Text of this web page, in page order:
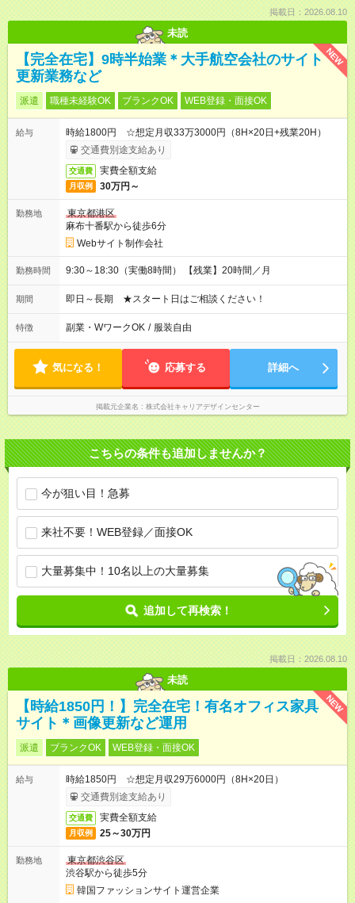
掲載日：2026.08.10
未読
NEW
【完全在宅】9時半始業＊大手航空会社のサイト
更新業務など
派遣 職種未経験OK ブランクOK WEB登録・面接OK
給与
時給1800円 ☆想定月収33万3000円（8H×20日+残業20H）
交通費別途支給あり
交通費 実費全額支給
月収例 30万円～
勤務地
東京都港区
麻布十番駅から徒歩6分
Webサイト制作会社
勤務時間 9:30～18:30（実働8時間） 【残業】20時間／月
期間 即日～長期 ★スタート日はご相談ください！
特徴 副業・WワークOK / 服装自由
気になる！ 応募する 詳細へ
掲載元企業名 株式会社キャリアデザインセンター
こちらの条件も追加しませんか？
今が狙い目！急募
来社不要！WEB登録／面接OK
大量募集中！10名以上の大量募集
追加して再検索！
掲載日：2026.08.10
未読
NEW
【時給1850円！】完全在宅！有名オフィス家具
サイト＊画像更新など運用
派遣 ブランクOK WEB登録・面接OK
給与
時給1850円 ☆想定月収29万6000円（8H×20日）
交通費別途支給あり
交通費 実費全額支給
月収例 25～30万円
勤務地
東京都渋谷区
渋谷駅から徒歩5分
韓国ファッションサイト運営企業